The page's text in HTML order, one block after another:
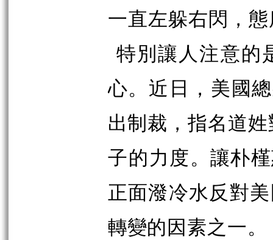
一直左躲右閃，
特別讓人注意的
心。近日，美國
出制裁，指名道
子的力度。讓朴
正面潑冷水反對
轉變的因素之一。